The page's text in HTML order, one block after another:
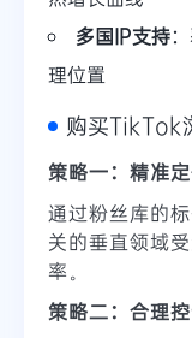
多国IP支持
理位置
购买TikTok
策略一：精准
通过粉丝库的
关的垂直领域
率。
策略二：合理